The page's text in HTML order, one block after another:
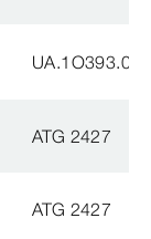
ATG 2427
ATG 2427